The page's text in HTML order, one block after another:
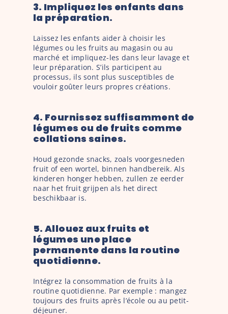
3. Impliquez les enfants dans
la préparation.
Laissez les enfants aider à choisir les
légumes ou les fruits au magasin ou au
marché et impliquez-les dans leur lavage et
leur préparation. S’ils participent au
processus, ils sont plus susceptibles de
vouloir goûter leurs propres créations.
4. Fournissez suffisamment de
légumes ou de fruits comme
collations saines.
Houd gezonde snacks, zoals voorgesneden
fruit of een wortel, binnen handbereik. Als
kinderen honger hebben, zullen ze eerder
naar het fruit grijpen als het direct
beschikbaar is.
5. Allouez aux fruits et
légumes une place
permanente dans la routine
quotidienne.
Intégrez la consommation de fruits à la
routine quotidienne. Par exemple : mangez
toujours des fruits après l’école ou au petit-
déjeuner.